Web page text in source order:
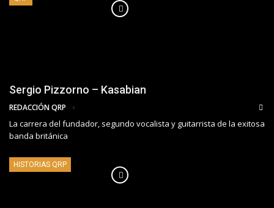
Sergio Pizzorno – Kasabian
REDACCIÓN QRP
La carrera del fundador, segundo vocalista y guitarrista de la exitosa
banda británica
HISTORIAS QRP